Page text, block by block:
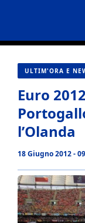
contenuto
ULTIM'ORA E
Euro
l’Olanda
18 Giugno 2012 -